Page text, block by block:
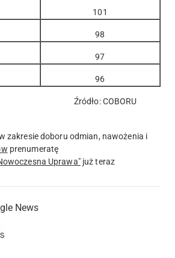
101
98
97
96
COBORU
zakresie doboru odmian, nawożenia i
prenumeratę
Uprawa"już teraz
News